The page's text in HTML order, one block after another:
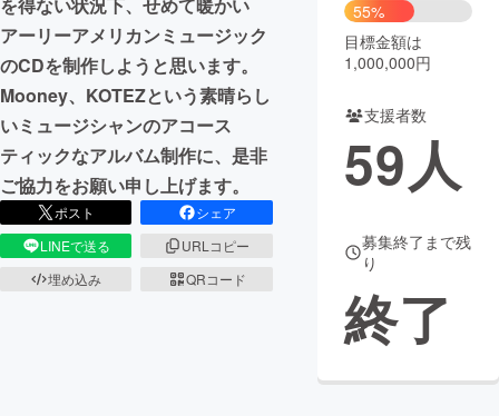
CAMPFIRE for Social Good
CAMPFIRE Creation
CAMPFIREふるさと納税
コミュニティ
アーリーアメリカンミュージック
のCDを制作しようと思います。
Mooney、KOTEZという素晴らし
いミュージシャンのアコース
ティックなアルバム制作に、是非
ご協力をお願い申し上げます。
ポスト
シェア
LINEで送る
URLコピー
埋め込み
QRコード
55%
目標金額は
1,000,000円
支援者数
59人
募集終了まで残
り
終了